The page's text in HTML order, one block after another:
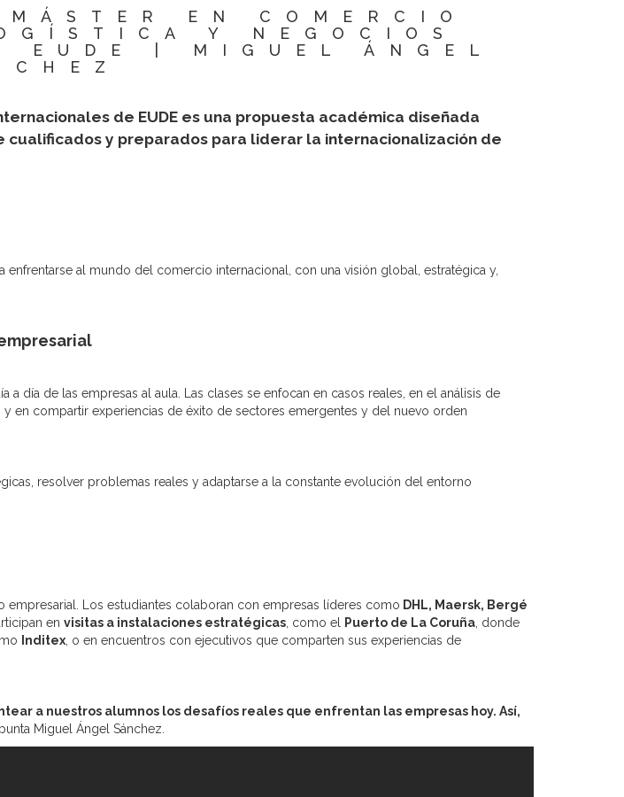
EN COMERCIO
Y NEGOCIOS
EUDE | MIGUEL ÁNGEL
de EUDE es una propuesta académica diseñada
y preparados para liderar la internacionalización de
al mundo del comercio internacional, con una visión global, estratégica y,
a día de las empresas al aula. Las clases se enfocan en casos reales, en el análisis de
en compartir experiencias de éxito de sectores emergentes y del nuevo orden
resolver problemas reales y adaptarse a la constante evolución del entorno
Los estudiantes colaboran con empresas líderes como DHL, Maersk, Bergé
en visitas a instalaciones estratégicas , como el Puerto de La Coruña , donde
Inditex , o en encuentros con ejecutivos que comparten sus experiencias de
a nuestros alumnos los desafíos reales que enfrentan las empresas hoy. Así,
Miguel Ángel Sánchez.